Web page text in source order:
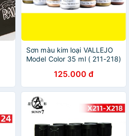
Sơn màu kim loại VALLEJO
Model Color 35 ml ( 211-218)
125.000 đ